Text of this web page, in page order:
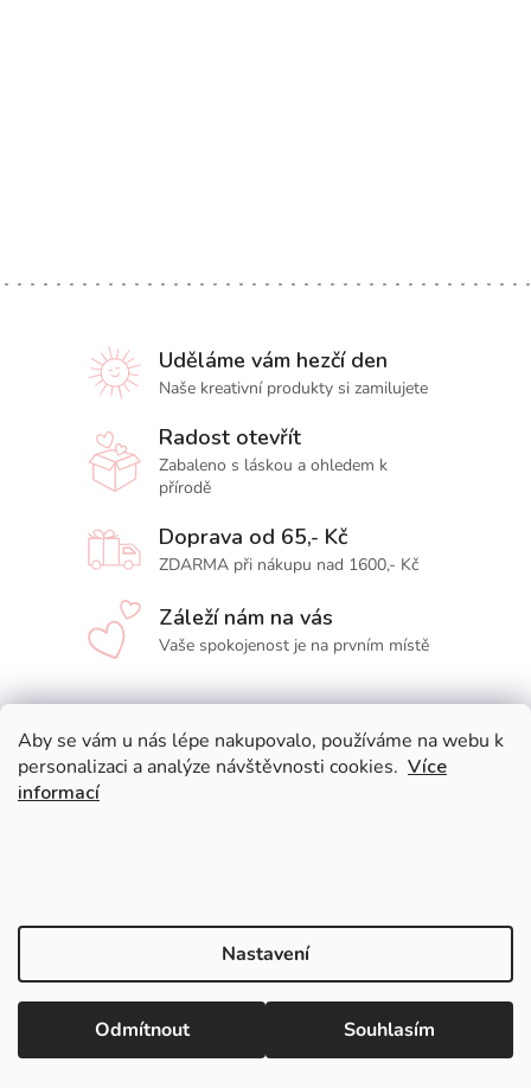
Aby se vám u nás lépe nakupovalo, používáme na webu k
personalizaci a analýze návštěvnosti cookies. Více
informací
Nastavení
Odmítnout Souhlasím
Uděláme vám hezčí den
Naše kreativní produkty si zamilujete
Radost otevřít
Zabaleno s láskou a ohledem k
přírodě
Doprava od 65,- Kč
ZDARMA při nákupu nad 1600,- Kč
Záleží nám na vás
Vaše spokojenost je na prvním místě